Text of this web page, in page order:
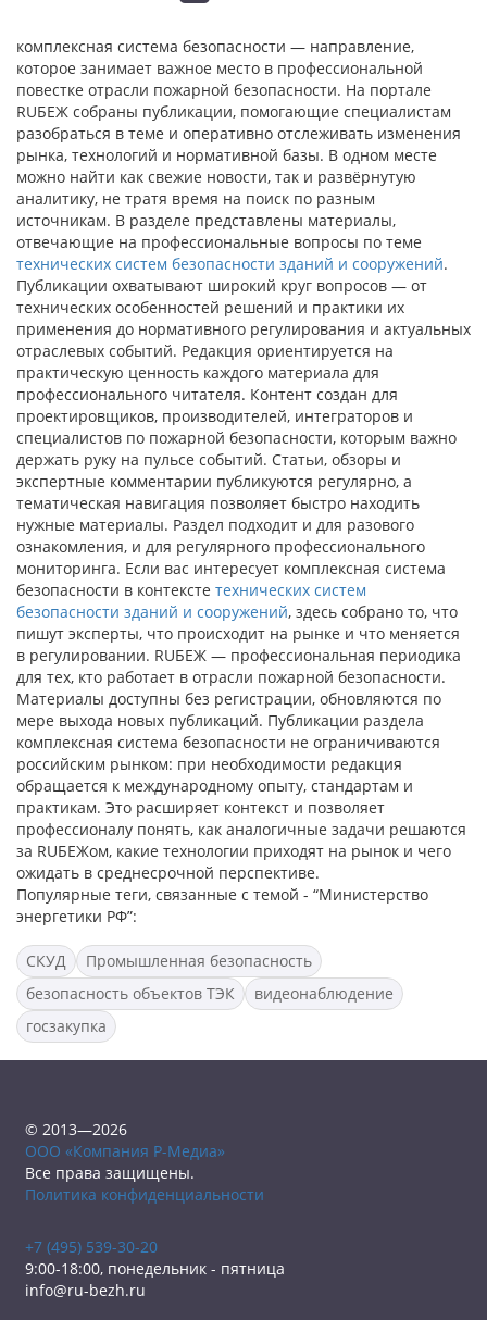
комплексная система безопасности — направление,
которое занимает важное место в профессиональной
повестке отрасли пожарной безопасности. На портале
RUБЕЖ собраны публикации, помогающие специалистам
разобраться в теме и оперативно отслеживать изменения
рынка, технологий и нормативной базы. В одном месте
можно найти как свежие новости, так и развёрнутую
аналитику, не тратя время на поиск по разным
источникам. В разделе представлены материалы,
отвечающие на профессиональные вопросы по теме
технических систем безопасности зданий и сооружений.
Публикации охватывают широкий круг вопросов — от
технических особенностей решений и практики их
применения до нормативного регулирования и актуальных
отраслевых событий. Редакция ориентируется на
практическую ценность каждого материала для
профессионального читателя. Контент создан для
проектировщиков, производителей, интеграторов и
специалистов по пожарной безопасности, которым важно
держать руку на пульсе событий. Статьи, обзоры и
экспертные комментарии публикуются регулярно, а
тематическая навигация позволяет быстро находить
нужные материалы. Раздел подходит и для разового
ознакомления, и для регулярного профессионального
мониторинга. Если вас интересует комплексная система
безопасности в контексте технических систем
безопасности зданий и сооружений, здесь собрано то, что
пишут эксперты, что происходит на рынке и что меняется
в регулировании. RUБЕЖ — профессиональная периодика
для тех, кто работает в отрасли пожарной безопасности.
Материалы доступны без регистрации, обновляются по
мере выхода новых публикаций. Публикации раздела
комплексная система безопасности не ограничиваются
российским рынком: при необходимости редакция
обращается к международному опыту, стандартам и
практикам. Это расширяет контекст и позволяет
профессионалу понять, как аналогичные задачи решаются
за RUБЕЖом, какие технологии приходят на рынок и чего
ожидать в среднесрочной перспективе.
Популярные теги, связанные с темой - “Министерство
энергетики РФ”:
СКУД
Промышленная безопасность
безопасность объектов ТЭК
видеонаблюдение
госзакупка
© 2013—2026
ООО «Компания Р-Медиа»
Все права защищены.
Политика конфиденциальности
+7 (495) 539-30-20
9:00-18:00, понедельник - пятница
info@ru-bezh.ru